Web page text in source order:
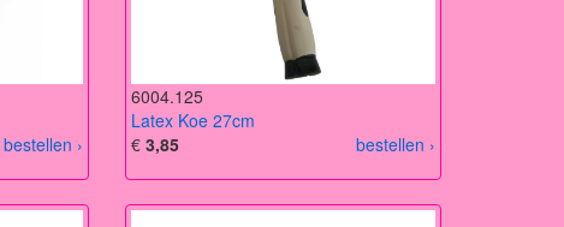
bestellen ›
6004.125
Latex Koe 27cm
bestellen ›
€3,85